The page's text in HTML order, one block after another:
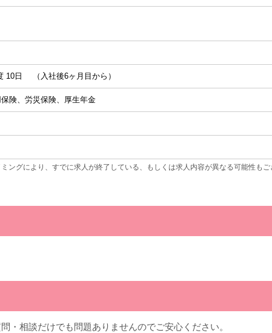
10日 （入社後6ヶ月目から）
険、労災保険、厚生年金
ングにより、すでに求人が終了している、もしくは求人内容が異なる可能性も
・相談だけでも問題ありませんのでご安心ください。